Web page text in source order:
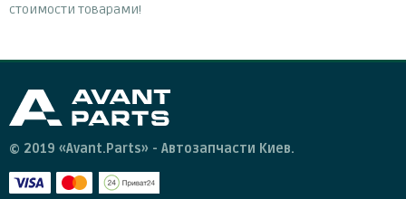
стоимости товарами!
© 2019 «Avant.Parts» - Автозапчасти Киев.